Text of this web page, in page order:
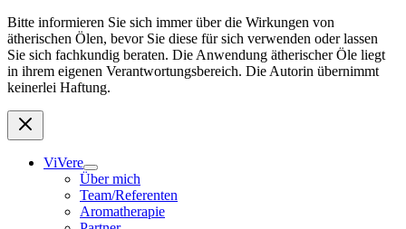
Bitte informieren Sie sich immer über die Wirkungen von
ätherischen Ölen, bevor Sie diese für sich verwenden oder lassen
Sie sich fachkundig beraten. Die Anwendung ätherischer Öle liegt
in ihrem eigenen Verantwortungsbereich. Die Autorin übernimmt
keinerlei Haftung.
ViVere
Über mich
Team/Referenten
Aromatherapie